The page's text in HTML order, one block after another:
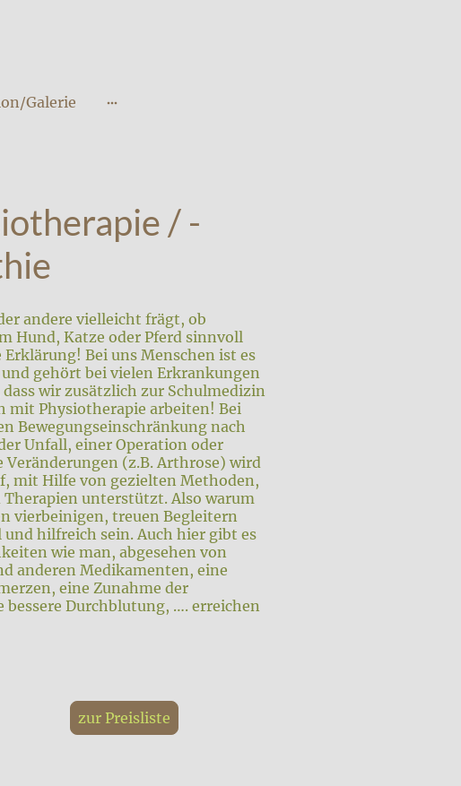
Galerie
/ -
andere vielleicht frägt, ob
Hund, Katze oder Pferd sinnvoll
Bei uns Menschen ist es
gehört bei vielen Erkrankungen
wir zusätzlich zur Schulmedizin
mit Physiotherapie arbeiten! Bei
Bewegungseinschränkung nach
Unfall, einer Operation oder
Veränderungen (z.B. Arthrose) wird
mit Hilfe von gezielten Methoden,
unterstützt. Also warum
vierbeinigen, treuen Begleitern
hilfreich sein. Auch hier gibt es
wie man, abgesehen von
anderen Medikamenten, eine
eine Zunahme der
bessere Durchblutung, …. erreichen
zur Preisliste